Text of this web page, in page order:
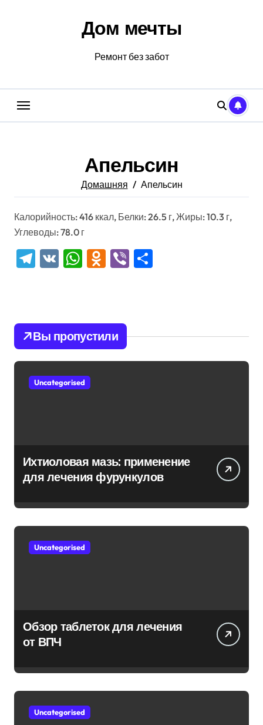
Дом мечты
Ремонт без забот
Апельсин
Домашняя Апельсин
Калорийность: 416 ккал, Белки: 26.5 г, Жиры: 10.3 г,
Углеводы: 78.0 г
Telegram
VK WhatsApp
Odnoklassniki
Viber
Вы пропустили
Uncategorised
Ихтиоловая мазь: применение
для лечения фурункулов
Uncategorised
Обзор таблеток для лечения
от ВПЧ
Uncategorised